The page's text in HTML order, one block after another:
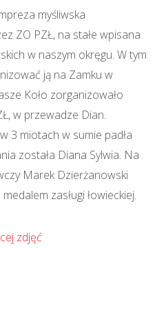
myśliwska
ZO PZŁ, na stałe wpisana
w naszym okręgu. W tym
ją na Zamku w
Koło zorganizowało
w przewadze Dian.
3 miotach w sumie padła
została Diana Sylwia. Na
Marek Dzierżanowski
zasługi łowieckiej.
zdjęć